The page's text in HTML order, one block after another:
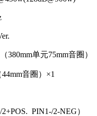
单元75mm音圈）
音圈）×1
PIN1-/2-NEG）